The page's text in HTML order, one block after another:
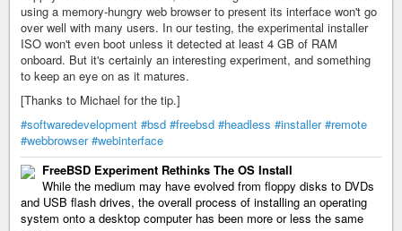
using a memory-hungry web browser to present its interface won't go
over well with many users. In our testing, the experimental installer
ISO won't even boot unless it detected at least 4 GB of RAM
onboard. But it's certainly an interesting experiment, and something
to keep an eye on as it matures.
[Thanks to Michael for the tip.]
#softwaredevelopment #bsd #freebsd #headless #installer #remote
#webbrowser #webinterface
FreeBSD Experiment Rethinks The OS Install
While the medium may have evolved from floppy disks to DVDs
and USB flash drives, the overall process of installing an operating
system onto a desktop computer has been more or less the same